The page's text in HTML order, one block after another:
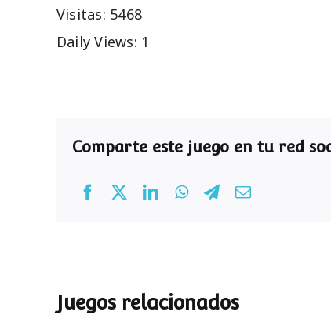
Visitas: 5468
Daily Views: 1
Comparte este juego en tu red
Juegos relacionados